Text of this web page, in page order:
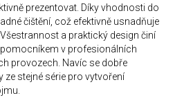
prezentovat. Díky vhodnosti do
čištění, což efektivně usnadňuje
a praktický design činí
v profesionálních
provozech. Navíc se dobře
stejné série pro vytvoření